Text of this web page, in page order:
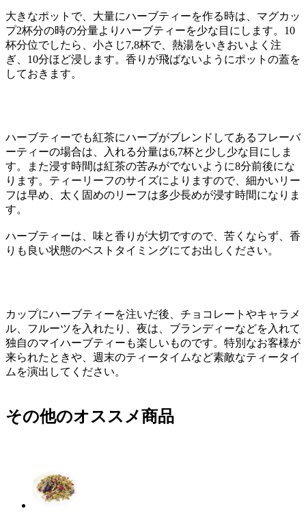
大きなポットで、大量にハーブティーを作る時は、マグカッ
プ2杯分の時の分量よりハーブティーを少な目にします。10
杯分位でしたら、小さじ7,8杯で、熱湯をいきおいよく注
ぎ、10分ほど浸します。香りが飛ばないようにポットの蓋を
しておきます。
ハーブティーでも紅茶にハーブがブレンドしてあるフレーバ
ーティーの場合は、入れる分量は6,7杯と少し少な目にしま
す。また浸す時間は紅茶の苦みがでないように8分前後にな
ります。ティーリーフのサイズによりますので、細かいリー
フは早め、太く固めのリーフは多少長めが浸す時間になりま
す。
ハーブティーは、味と香りが大切ですので、苦くならず、香
りも良い状態のベストタイミングにてお出しください。
カップにハーブティーを注いだ後、チョコレートやキャラメ
ル、フルーツを入れたり、夜は、ブランディーなどを入れて
独自のマイハーブティーも楽しいものです。特別なお客様が
来られたときや、週末のティータイムなど素敵なティータイ
ムを演出してください。
その他のオススメ商品